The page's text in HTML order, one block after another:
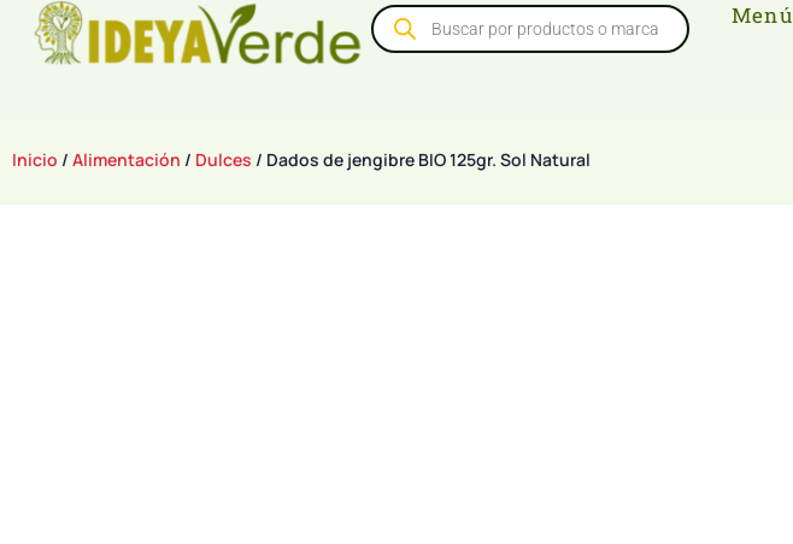
Menú
Inicio / Alimentación / Dulces / Dados de jengibre BIO 125gr. Sol Natural